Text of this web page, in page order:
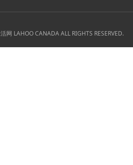
网 LAHOO CANADA ALL RIGHTS RESERVED.